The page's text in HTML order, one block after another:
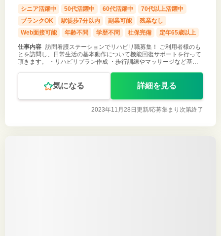
シニア活躍中 50代活躍中 60代活躍中
70代以上活躍中
ブランクOK
駅徒歩7分以内 副業可能
残業なし
Web面接可能
年齢不問 学歴不問 社保完備 定年65歳以上
仕事内容 訪問看護ステーションでリハビリ職募集！ ご利用者様のも
とを訪問し、日常生活の基本動作について機能回復サポートを行って
頂きます。 ・リハビリプラン作成 ・歩行訓練やマッサージなど基本
気になる 詳細を見る
2023年11月28日更新/応募集まり次第終了